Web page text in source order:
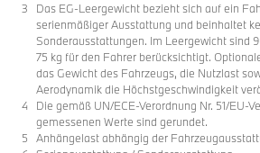
Das EG-Leergewicht bezieht sich auf ein
serienmäßiger Ausstattung und beinhaltet
Sonderausstattungen. Im Leergewicht sind
75 kg für den Fahrer berücksichtigt.
das Gewicht des Fahrzeugs, die Nutzlast
Aerodynamik die Höchstgeschwindigkeit
Die gemäß UN/ECE-Verordnung Nr. 51/EU-
gemessenen Werte sind gerundet.
Anhängelast abhängig der